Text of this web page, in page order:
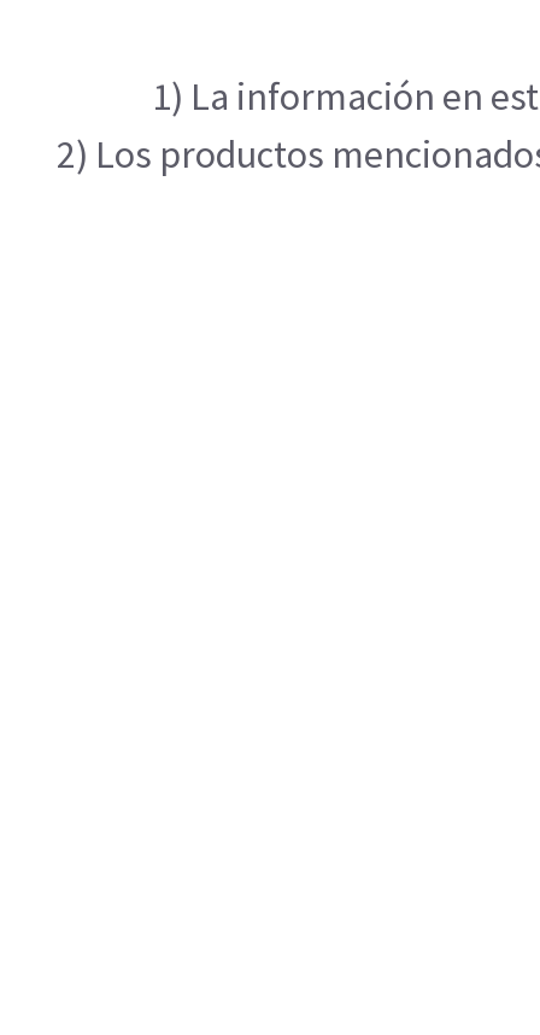
1) La información en
2) Los productos